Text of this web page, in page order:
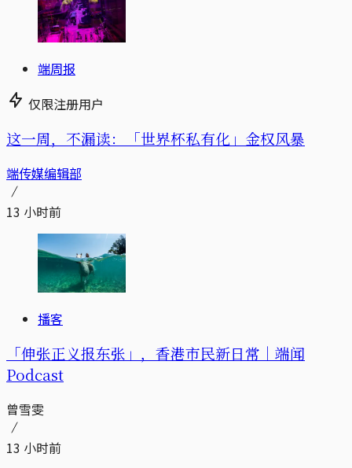
端周报
仅限注册用户
这一周，不漏读：「世界杯私有化」金权风暴
端传媒编辑部
13 小时前
播客
「伸张正义报东张」，香港市民新日常｜端闻
Podcast
曾雪雯
13 小时前